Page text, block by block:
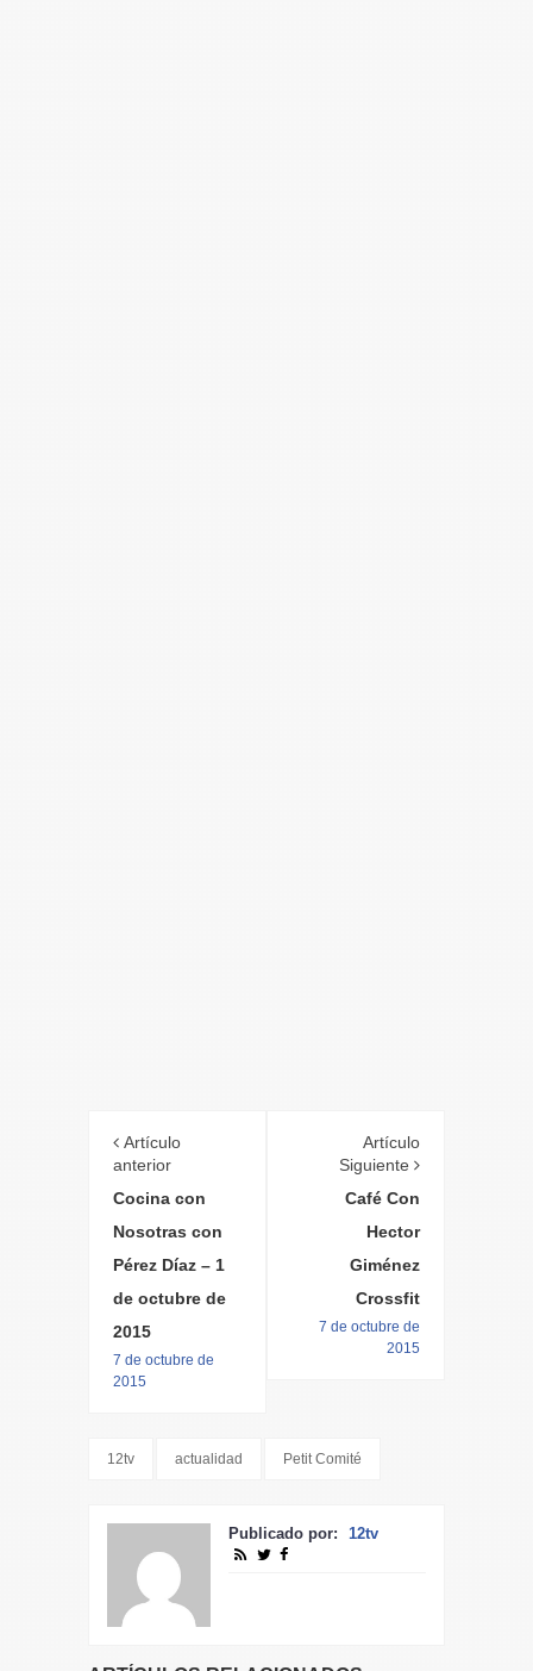
Artículo
anterior
Cocina con
Nosotras con
Pérez Díaz – 1
de octubre de
2015
7 de octubre de
2015
Artículo
Siguiente
Café Con
Hector
Giménez
Crossfit
7 de octubre de
2015
12tv actualidad Petit Comité
Publicado por: 12tv